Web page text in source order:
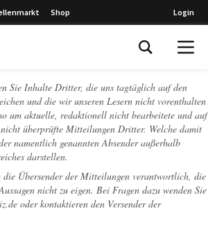
Shop Login
Sie Inhalte Dritter, die uns tagtäglich auf den
und die wir unseren Lesern nicht vorenthalten
um aktuelle, redaktionell nicht bearbeitete und auf
überprüfte Mitteilungen Dritter. Welche damit
namentlich genannten Absender außerhalb
darstellen.
Übersender der Mitteilungen verantwortlich, die
nicht zu eigen. Bei Fragen dazu wenden Sie
oder kontaktieren den Versender der